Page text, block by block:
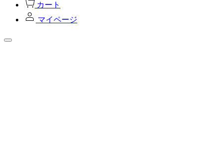
カート
マイページ